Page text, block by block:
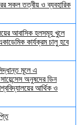
সকল তত্বীয় ও ব্যবহারিক
আবাসিক হলসমূহ খুলে
কার্যক্রম চালু হবে
মূলে এ
অনুষদের ডিন
আর্থিক ও